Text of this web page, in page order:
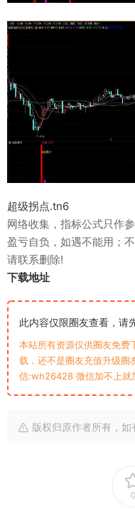
超级拐点.tn6
网络收集，指标公式只作
盈亏自负，如遇不能用；
请联系删除!
下载地址
此内容仅限圈友查看，请
本站所有资源仅供圈友免费
载，还不是圈友充值升级圈
信:wh26428 微信加不上
版权归原作者所有，如
0